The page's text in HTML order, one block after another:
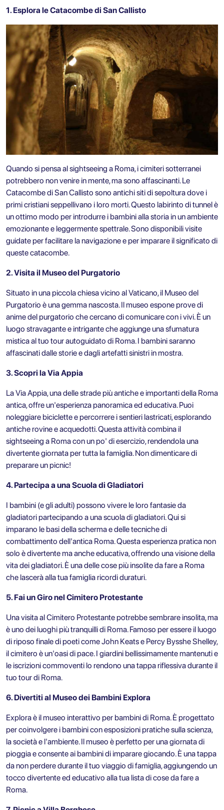
1. Esplora le Catacombe di San Callisto
Quando si pensa alsightseeing a Roma, i cimiteri sotterranei
potrebbero non venire in mente, ma sono affascinanti. Le
Catacombe di San Callisto sono antichi siti di sepoltura dove i
primi cristiani seppellivano i loro morti. Questo labirinto di tunnel è
un ottimo modo per introdurre i bambini alla storia in un ambiente
emozionante e leggermente spettrale. Sono disponibili visite
guidate per facilitare la navigazione e per imparare il significato di
queste catacombe.
2. Visita il Museo del Purgatorio
Situato in una piccola chiesa vicino al Vaticano, il Museo del
Purgatorio è una gemma nascosta. Il museo espone prove di
anime del purgatorio che cercano di comunicare con i vivi. È un
luogo stravagante e intrigante che aggiunge una sfumatura
mistica al tuo tour autoguidato di Roma. I bambini saranno
affascinati dalle storie e dagli artefatti sinistri in mostra.
3. Scopri la Via Appia
La Via Appia, una delle strade più antiche e importanti della Roma
antica, offre un'esperienza panoramica ed educativa. Puoi
noleggiare biciclette e percorrere i sentieri lastricati, esplorando
antiche rovine e acquedotti. Questa attività combina il
sightseeing a Roma con un po' di esercizio, rendendola una
divertente giornata per tutta la famiglia. Non dimenticare di
preparare un picnic!
4. Partecipa a una Scuola di Gladiatori
I bambini (e gli adulti) possono vivere le loro fantasie da
gladiatori partecipando a una scuola di gladiatori. Qui si
imparano le basi della scherma e delle tecniche di
combattimento dell'antica Roma. Questa esperienza pratica non
solo è divertente ma anche educativa, offrendo una visione della
vita dei gladiatori. È una delle cose più insolite da fare a Roma
che lascerà alla tua famiglia ricordi duraturi.
5. Fai un Giro nel Cimitero Protestante
Una visita al Cimitero Protestante potrebbe sembrare insolita, ma
è uno dei luoghi più tranquilli di Roma. Famoso per essere il luogo
di riposo finale di poeti come John Keats e Percy Bysshe Shelley,
il cimitero è un'oasi di pace. I giardini bellissimamente mantenuti e
le iscrizioni commoventi lo rendono una tappa riflessiva durante il
tuo tour di Roma.
6. Divertiti al Museo dei Bambini Explora
Explora è il museo interattivo per bambini di Roma. È progettato
per coinvolgere i bambini con esposizioni pratiche sulla scienza,
la società e l'ambiente. Il museo è perfetto per una giornata di
pioggia e consente ai bambini di imparare giocando. È una tappa
da non perdere durante il tuo viaggio di famiglia, aggiungendo un
tocco divertente ed educativo alla tua lista di cose da fare a
Roma.